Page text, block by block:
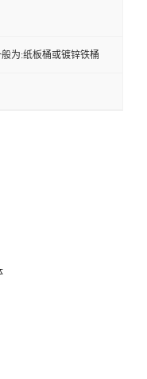
为:纸板桶或镀锌铁桶